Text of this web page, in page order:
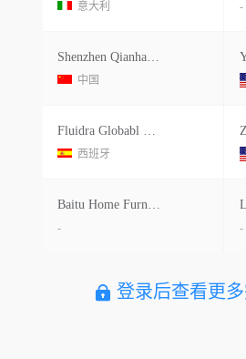
意大利 -
Shenzhen Qianhai Yahee E-commerce C
中国
Fluidra Globabl Distribuition Slu
西班牙
Baitu Home Furnishing (fuzhou) Co
- -
登录后查看更